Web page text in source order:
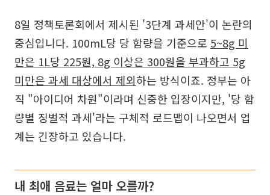
8일 정책토론회에서 제시된 '3단계 과세안'이 논란의
중심입니다. 100mL당 당 함량을 기준으로 5~8g 미
만은 1L당 225원, 8g 이상은 300원을 부과하고 5g
미만은 과세 대상에서 제외하는 방식이죠. 정부는 아
직 "아이디어 차원"이라며 신중한 입장이지만, '당 함
량별 징벌적 과세'라는 구체적 로드맵이 나오면서 업
계는 긴장하고 있습니다.
내 최애 음료는 얼마 오를까?